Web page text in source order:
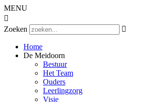
MENU

Zoeken

Home
De Meidoorn
Bestuur
Het Team
Ouders
Leerlingzorg
Visie